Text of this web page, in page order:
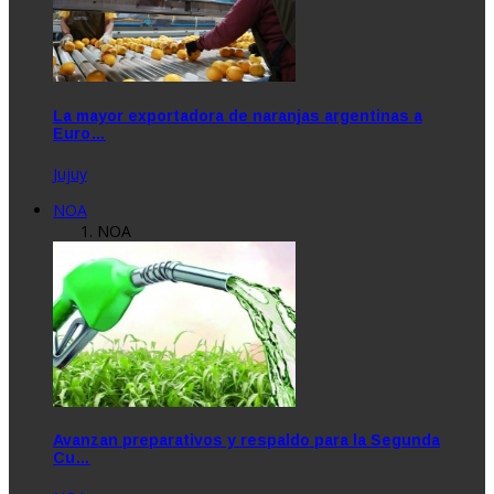
La mayor exportadora de naranjas argentinas a
Euro…
Jujuy
NOA
NOA
Avanzan preparativos y respaldo para la Segunda
Cu…